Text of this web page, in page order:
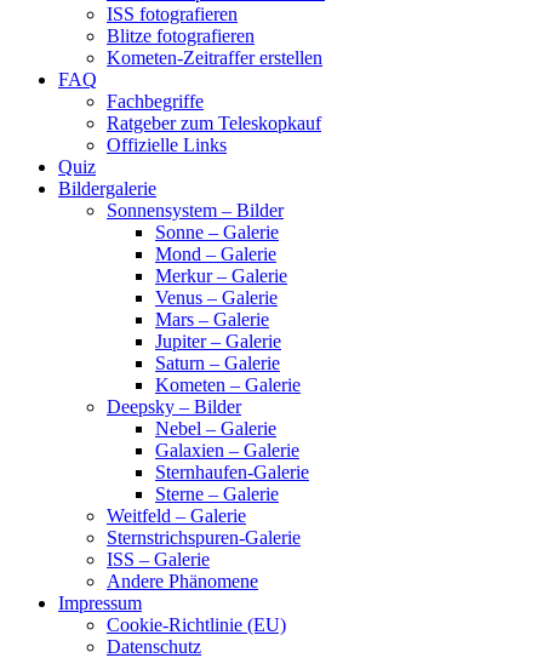
ISS fotografieren
Blitze fotografieren
Kometen-Zeitraffer erstellen
FAQ
Fachbegriffe
Ratgeber zum Teleskopkauf
Offizielle Links
Quiz
Bildergalerie
Sonnensystem – Bilder
Sonne – Galerie
Mond – Galerie
Merkur – Galerie
Venus – Galerie
Mars – Galerie
Jupiter – Galerie
Saturn – Galerie
Kometen – Galerie
Deepsky – Bilder
Nebel – Galerie
Galaxien – Galerie
Sternhaufen-Galerie
Sterne – Galerie
Weitfeld – Galerie
Sternstrichspuren-Galerie
ISS – Galerie
Andere Phänomene
Impressum
Cookie-Richtlinie (EU)
Datenschutz